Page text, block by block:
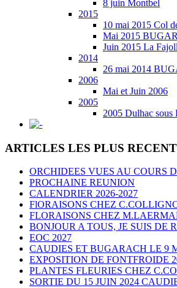
8 juin Montbel
2015
10 mai 2015 Col
Mai 2015
Juin 2015 La
2014
26 mai 2014
2006
Mai et Juin 2006
2005
2005 Dulhac sous
ARTICLES LES PLUS
ORCHIDEES VUES AU COURS
PROCHAINE REUNION
CALENDRIER 2026-2027
FlORAISONS CHEZ
FLORAISONS CHEZ
BONJOUR A TOUS, JE SUIS DE
EOC 2027
CAUDIES ET BUGARACH LE 9
EXPOSITION DE FONTFROIDE
PLANTES FLEURIES CHEZ
SORTIE DU 15 JUIN 2024